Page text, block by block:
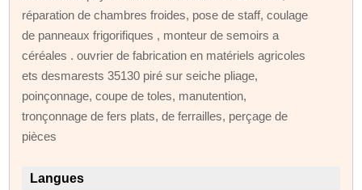
réparation de chambres froides, pose de staff, coulage
de panneaux frigorifiques , monteur de semoirs a
céréales . ouvrier de fabrication en matériels agricoles
ets desmarests 35130 piré sur seiche pliage,
poinçonnage, coupe de toles, manutention,
tronçonnage de fers plats, de ferrailles, perçage de
pièces
Langues